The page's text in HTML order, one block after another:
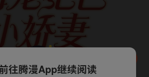
往腾漫App继续阅读